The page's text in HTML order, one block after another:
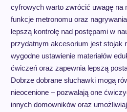
cyfrowych warto zwrócić uwagę na
funkcje metronomu oraz
lepszą kontrolę nad postępami w
przydatnym akcesorium jest stojak
wygodne ustawienie materiałów
ćwiczeń oraz zapewnia lepszą
Dobrze dobrane słuchawki mogą
nieocenione – pozwalają one
innych domowników oraz